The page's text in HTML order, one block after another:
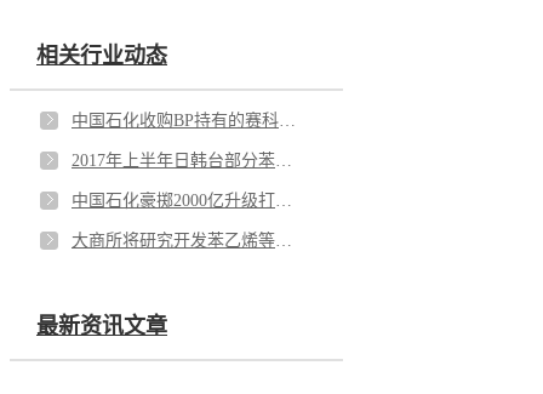
相关行业动态
最新资讯文章